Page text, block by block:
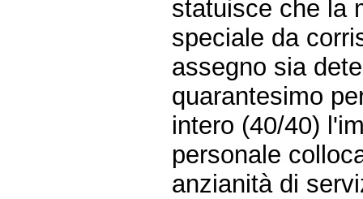
statuisce che la
speciale da
assegno sia
quarantesimo
intero (40/40)
personale
anzianità di